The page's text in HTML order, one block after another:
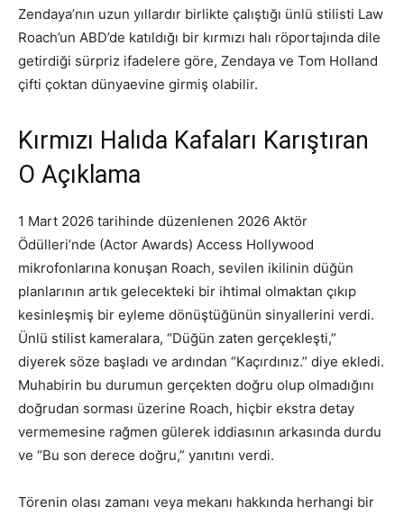
Zendaya’nın uzun yıllardır birlikte çalıştığı ünlü stilisti Law
Roach’un ABD’de katıldığı bir kırmızı halı röportajında dile
getirdiği sürpriz ifadelere göre, Zendaya ve Tom Holland
çifti çoktan dünyaevine girmiş olabilir.
Kırmızı Halıda Kafaları Karıştıran
O Açıklama
1 Mart 2026 tarihinde düzenlenen 2026 Aktör
Ödülleri’nde (Actor Awards) Access Hollywood
mikrofonlarına konuşan Roach, sevilen ikilinin düğün
planlarının artık gelecekteki bir ihtimal olmaktan çıkıp
kesinleşmiş bir eyleme dönüştüğünün sinyallerini verdi.
Ünlü stilist kameralara, “Düğün zaten gerçekleşti,”
diyerek söze başladı ve ardından “Kaçırdınız.” diye ekledi.
Muhabirin bu durumun gerçekten doğru olup olmadığını
doğrudan sorması üzerine Roach, hiçbir ekstra detay
vermemesine rağmen gülerek iddiasının arkasında durdu
ve “Bu son derece doğru,” yanıtını verdi.
Törenin olası zamanı veya mekanı hakkında herhangi bir